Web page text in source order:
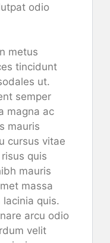
odio
metus
tincidunt
ut.
semper
magna ac
mauris
cursus vitae
quis
mauris
massa
quis.
arcu odio
velit